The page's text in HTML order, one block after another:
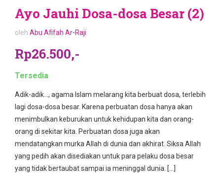
Ayo Jauhi Dosa-dosa Besar (2)
oleh Abu Afifah Ar-Raji
Rp26.500,-
Tersedia
Adik-adik…, agama Islam melarang kita berbuat dosa, terlebih
lagi dosa-dosa besar. Karena perbuatan dosa hanya akan
menimbulkan keburukan untuk kehidupan kita dan orang-
orang di sekitar kita. Perbuatan dosa juga akan
mendatangkan murka Allah di dunia dan akhirat. Siksa Allah
yang pedih akan disediakan untuk para pelaku dosa besar
yang tidak bertaubat sampai ia meninggal dunia. […]